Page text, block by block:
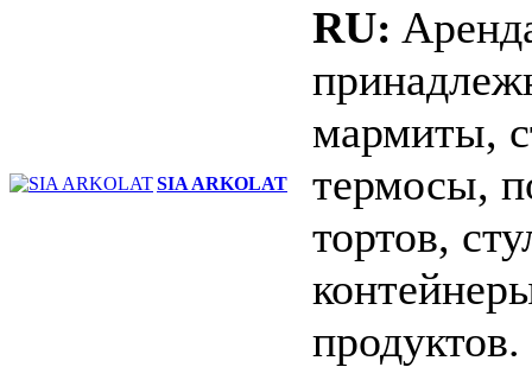
SIA ARKOLAT
RU:
мармиты,
термосы,
тортов,
продуктов.